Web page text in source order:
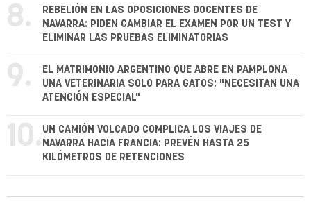
8.
REBELIÓN EN LAS OPOSICIONES DOCENTES DE
NAVARRA: PIDEN CAMBIAR EL EXAMEN POR UN TEST Y
ELIMINAR LAS PRUEBAS ELIMINATORIAS
9.
EL MATRIMONIO ARGENTINO QUE ABRE EN PAMPLONA
UNA VETERINARIA SOLO PARA GATOS: "NECESITAN UNA
ATENCIÓN ESPECIAL"
10. UN CAMIÓN VOLCADO COMPLICA LOS VIAJES DE
NAVARRA HACIA FRANCIA: PREVÉN HASTA 25
KILÓMETROS DE RETENCIONES